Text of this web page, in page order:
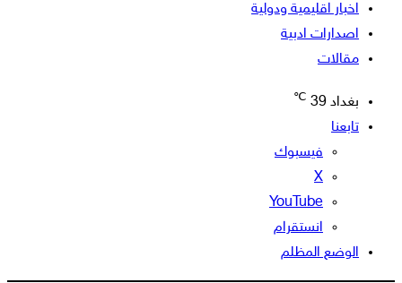
اخبار اقليمية ودولية
اصدارات ادبية
مقالات
بغداد 39
℃
تابعنا
فيسبوك
‫X
‫YouTube
انستقرام
الوضع المظلم